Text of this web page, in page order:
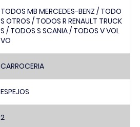
TODOS MB MERCEDES-BENZ / TODO
S OTROS / TODOS R RENAULT TRUCK
S / TODOS S SCANIA / TODOS V VOL
VO
CARROCERIA
ESPEJOS
2